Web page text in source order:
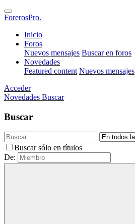
ForerosPro.
Inicio
Foros
Nuevos mensajes Buscar en foros
Novedades
Featured content Nuevos mensajes
Acceder
Novedades Buscar
Buscar
Buscar sólo en títulos
De: